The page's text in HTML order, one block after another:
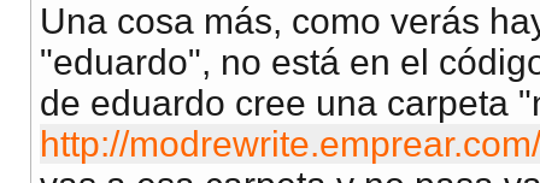
Una cosa más, como verás
"eduardo", no está en el
de eduardo cree una carpeta
http://